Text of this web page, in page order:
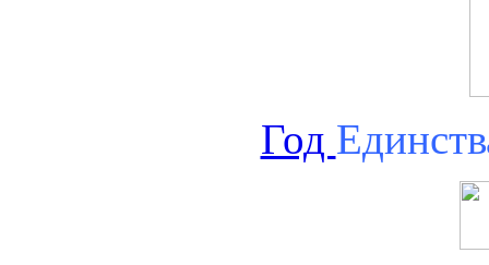
Год